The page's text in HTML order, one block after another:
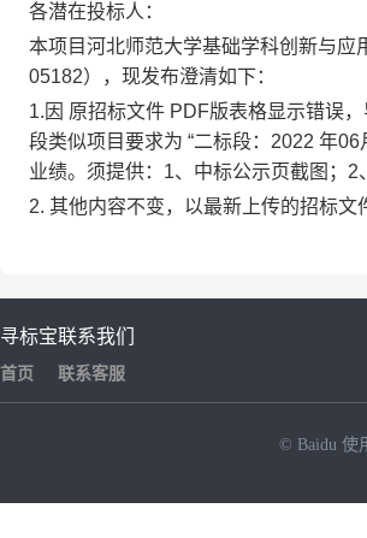
各潜在投标人：
本项目河北师范大学基础学科创新与
05182），现发布澄清如下：
1.因 原招标文件 PDF版表格显示错误
段类似项目要求为 “二标段：2022 年
业绩。须提供：1、中标公示页截图；
2. 其他内容不变，以最新上传的招标文
寻标宝
首页
联系我们
联系客服
© Baidu 使